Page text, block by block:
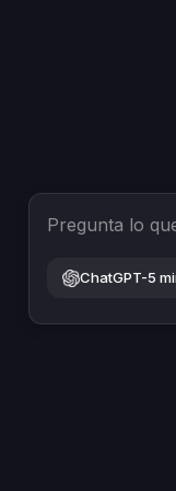
Pregunta lo
ChatGPT-5